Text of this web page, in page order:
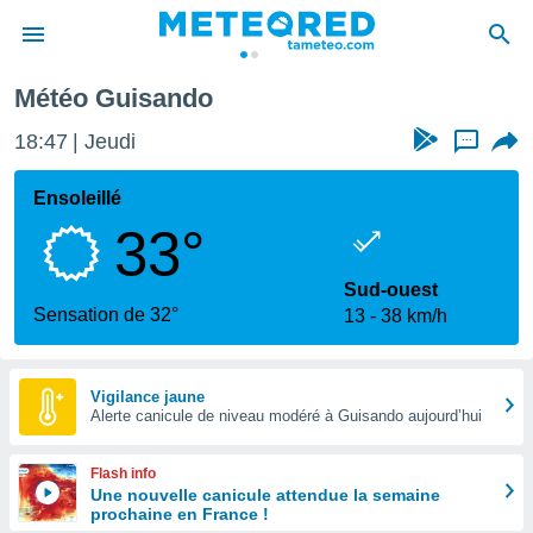
de
Météo Guisando
18:47 Jeudi ...
Ensoleillé
33°
Sensation de 32°
Sud-ouest
13
38 km/h
Vigilance jaune
Alerte canicule de niveau modéré à Guisando aujourd’hui
Flash info
Une nouvelle canicule attendue la semaine
prochaine en France !